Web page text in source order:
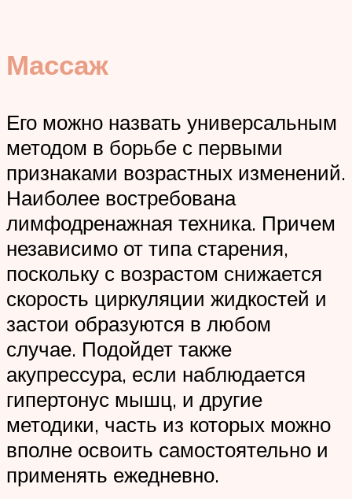
Массаж
Его можно назвать универсальным
методом в борьбе с первыми
признаками возрастных изменений.
Наиболее востребована
лимфодренажная техника. Причем
независимо от типа старения,
поскольку с возрастом снижается
скорость циркуляции жидкостей и
застои образуются в любом
случае. Подойдет также
акупрессура, если наблюдается
гипертонус мышц, и другие
методики, часть из которых можно
вполне освоить самостоятельно и
применять ежедневно.